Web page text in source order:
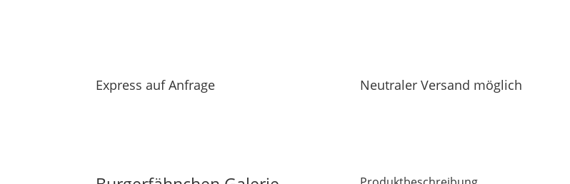
Express auf Anfrage Neutraler Versand möglich